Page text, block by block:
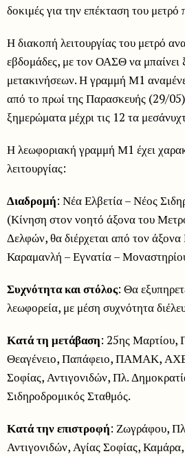
δοκιμές για την επέκταση του
Η διακοπή λειτουργίας του μετρό
εβδομάδες, με τον ΟΑΣΘ να μπαίνει
μετακινήσεων. Η γραμμή Μ1
από το πρωί της Παρασκευής (29/
ξημερώματα μέχρι τις 12 τα
Η λεωφοριακή γραμμή Μ1 έχει
λειτουργίας:
Διαδρομή: Νέα Ελβετία – Νέος
(Κίνηση στον νοητό άξονα του
Δελφών, θα διέρχεται από τον
Καραμανλή – Εγνατία –
Συχνότητα και στόλος: Θα
λεωφορεία, με μέση συχνότητα
Κατά τη μετάβαση: 25ης Μαρτίου,
Θεαγένειο, Παπάφειο, ΠΑΜΑΚ,
Σοφίας, Αντιγονιδών, Πλ.
Σιδηροδρομικός Σταθμός.
Κατά την επιστροφή: Ζωγράφου,
Αντιγονιδών, Αγίας Σοφίας,